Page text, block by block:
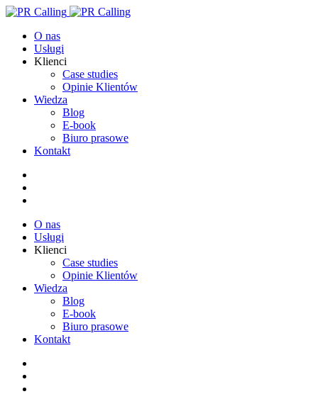
O nas
Usługi
Klienci
Case studies
Opinie Klientów
Wiedza
Blog
E-book
Biuro prasowe
Kontakt
O nas
Usługi
Klienci
Case studies
Opinie Klientów
Wiedza
Blog
E-book
Biuro prasowe
Kontakt